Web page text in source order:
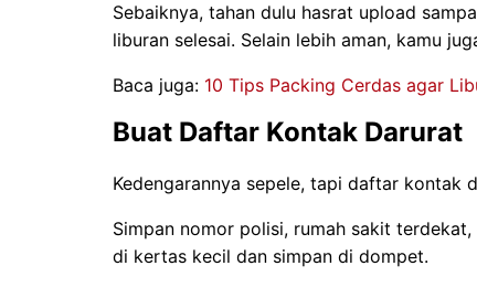
Sebaiknya, tahan dulu hasrat upload
liburan selesai. Selain lebih aman, kamu
Baca juga: 10 Tips Packing Cerdas agar
Buat Daftar Kontak Darurat
Kedengarannya sepele, tapi daftar kontak
Simpan nomor polisi, rumah sakit
di kertas kecil dan simpan di dompet.